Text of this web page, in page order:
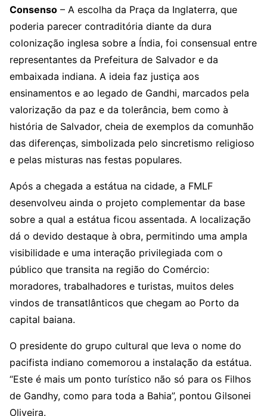
Consenso – A escolha da Praça da Inglaterra, que
poderia parecer contraditória diante da dura
colonização inglesa sobre a Índia, foi consensual entre
representantes da Prefeitura de Salvador e da
embaixada indiana. A ideia faz justiça aos
ensinamentos e ao legado de Gandhi, marcados pela
valorização da paz e da tolerância, bem como à
história de Salvador, cheia de exemplos da comunhão
das diferenças, simbolizada pelo sincretismo religioso
e pelas misturas nas festas populares.
Após a chegada a estátua na cidade, a FMLF
desenvolveu ainda o projeto complementar da base
sobre a qual a estátua ficou assentada. A localização
dá o devido destaque à obra, permitindo uma ampla
visibilidade e uma interação privilegiada com o
público que transita na região do Comércio:
moradores, trabalhadores e turistas, muitos deles
vindos de transatlânticos que chegam ao Porto da
capital baiana.
O presidente do grupo cultural que leva o nome do
pacifista indiano comemorou a instalação da estátua.
“Este é mais um ponto turístico não só para os Filhos
de Gandhy, como para toda a Bahia”, pontou Gilsonei
Oliveira.